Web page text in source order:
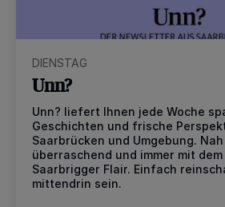
DIENSTAG
Unn?
Unn? liefert Ihnen jede Woche
Geschichten und frische
Saarbrücken und Umgebung. Nah
überraschend und immer mit
Saarbrigger Flair. Einfach
mittendrin sein.